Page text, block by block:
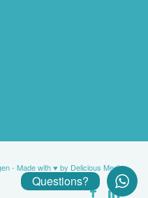
- Made with ♥ by Delicious Media
Questions?